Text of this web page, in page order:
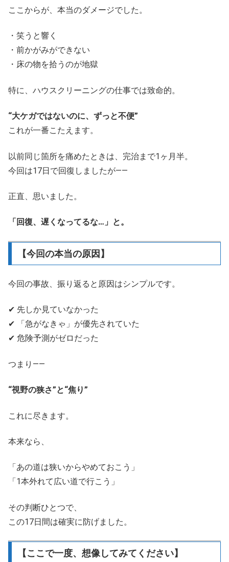
ここからが、本当のダメージでした。
・笑うと響く
・前かがみができない
・床の物を拾うのが地獄
特に、ハウスクリーニングの仕事では致命的。
“大ケガではないのに、ずっと不便”
これが一番こたえます。
以前同じ箇所を痛めたときは、完治まで1ヶ月半。
今回は17日で回復しましたが――
正直、思いました。
「回復、遅くなってるな…」と。
【今回の本当の原因】
今回の事故、振り返ると原因はシンプルです。
✔ 先しか見ていなかった
✔ 「急がなきゃ」が優先されていた
✔ 危険予測がゼロだった
つまり――
“視野の狭さ”と“焦り”
これに尽きます。
本来なら、
「あの道は狭いからやめておこう」
「1本外れて広い道で行こう」
その判断ひとつで、
この17日間は確実に防げました。
【ここで一度、想像してみてください】